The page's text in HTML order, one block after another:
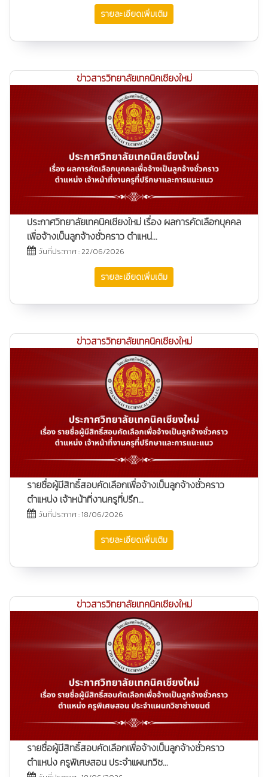
รายละเอียดเพิ่มเติม
ข่าวสารวิทยาลัยเทคนิคเชียงใหม่
ประกาศวิทยาลัยเทคนิคเชียงใหม่ เรื่อง ผลการคัดเลือกบุคคล
เพื่อจ้างเป็นลูกจ้างชั่วคราว ตำแหน่...
วันที่ประกาศ : 22/06/2026
รายละเอียดเพิ่มเติม
ข่าวสารวิทยาลัยเทคนิคเชียงใหม่
รายชื่อผู้มีสิทธิ์สอบคัดเลือกเพื่อจ้างเป็นลูกจ้างชั่วคราว
ตำแหน่ง เจ้าหน้าที่งานครูที่ปรึก...
วันที่ประกาศ : 18/06/2026
รายละเอียดเพิ่มเติม
ข่าวสารวิทยาลัยเทคนิคเชียงใหม่
รายชื่อผู้มีสิทธิ์สอบคัดเลือกเพื่อจ้างเป็นลูกจ้างชั่วคราว
ตำแหน่ง ครูพิเศษสอน ประจำแผนกวิช...